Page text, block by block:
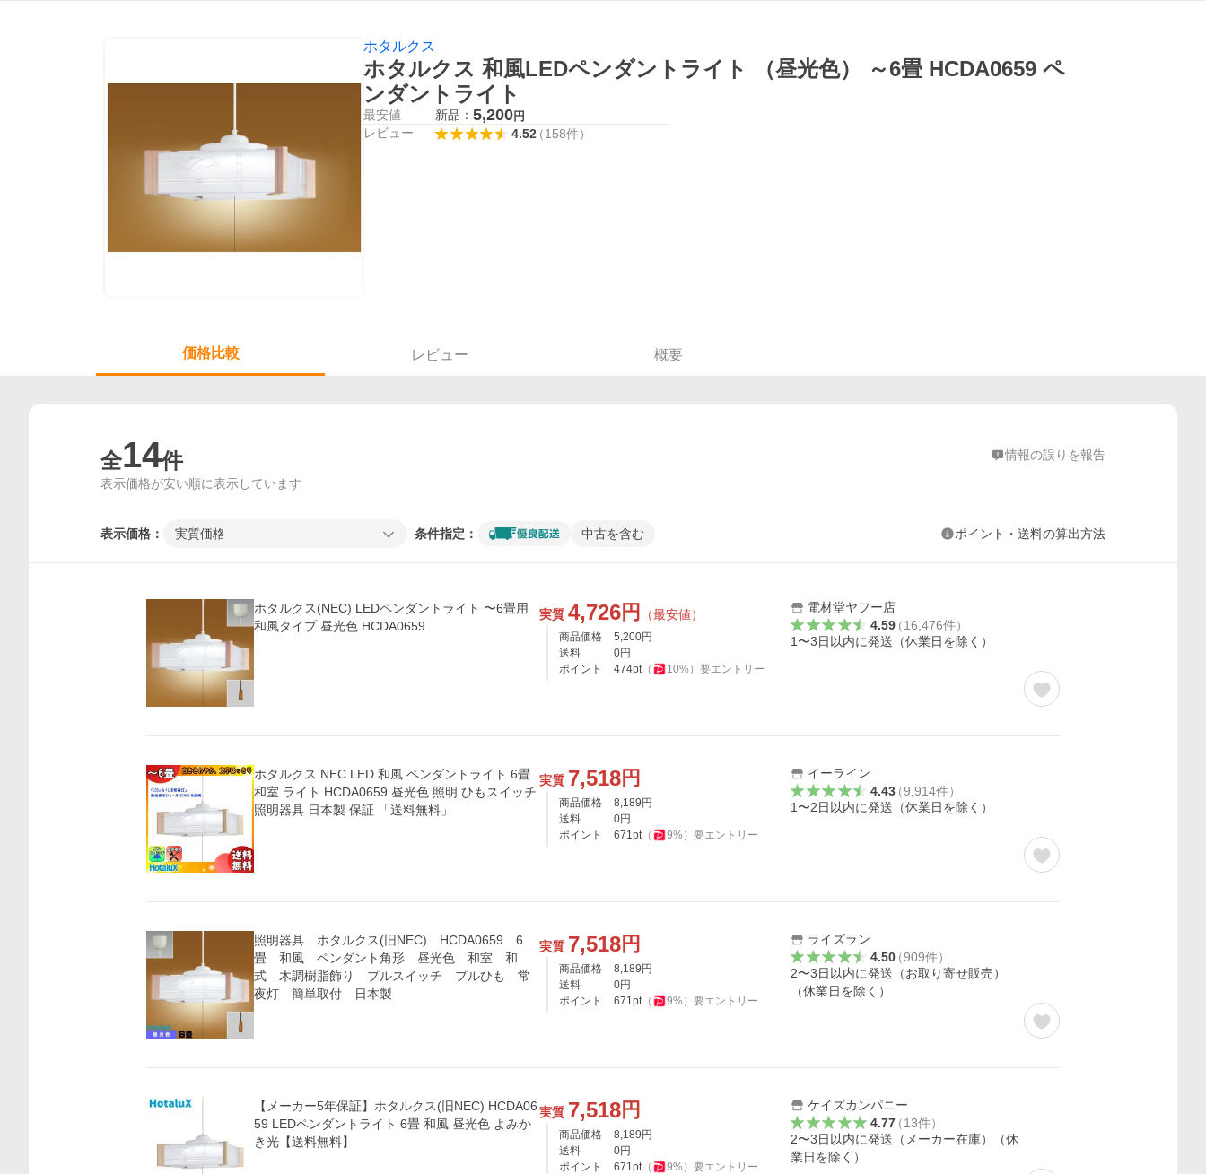
ホタルクス
ホタルクス 和風LEDペンダントライト （昼光色） ～6畳 HCDA0659 ペ
ンダントライト
最安値 新品： 5,200円
レビュー 4.52（158件）
価格比較 レビュー 概要
全14件 情報の誤りを報告
表示価格が安い順に表示しています
表示価格： 実質価格 条件指定： 中古を含む ポイント・送料の算出方法
ホタルクス(NEC) LEDペンダントライト 〜6畳用
和風タイプ 昼光色 HCDA0659
実質 4,726円 （最安値）
商品価格 5,200円
送料
0円
ポイント
474pt（ 10%） 要エントリー
電材堂ヤフー店
4.59（16,476件）
1〜3日以内に発送（休業日を除く）
ホタルクス NEC LED 和風 ペンダントライト 6畳
和室 ライト HCDA0659 昼光色 照明 ひもスイッチ
照明器具 日本製 保証 「送料無料」
実質 7,518円
商品価格 8,189 円
送料
0円
ポイント
671pt（ 9%） 要エントリー
イーライン
4.43（9,914件）
1〜2日以内に発送（休業日を除く）
照明器具 ホタルクス(旧NEC) HCDA0659 6
畳 和風 ペンダント角形 昼光色 和室 和
式 木調樹脂飾り プルスイッチ プルひも 常
夜灯 簡単取付 日本製
実質 7,518円
商品価格 8,189 円
送料
0円
ポイント
671pt（ 9%） 要エントリー
ライズラン
4.50（909件）
2〜3日以内に発送（お取り寄せ販売）
（休業日を除く）
【メーカー5年保証】ホタルクス(旧NEC) HCDA06
59 LEDペンダントライト 6畳 和風 昼光色 よみか
き光【送料無料】
実質 7,518円
商品価格 8,189 円
送料
0円
ポイント
671pt（ 9%） 要エントリー
ケイズカンパニー
4.77（13件）
2〜3日以内に発送（メーカー在庫）（休
業日を除く）